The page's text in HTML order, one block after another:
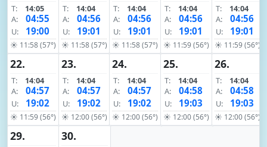
T:
14:05
A:
04:55
U: 19:00
☀ 11:58 (57°)
T:
14:04
A:
04:56
U: 19:01
☀ 11:58 (57°)
T:
14:04
A:
04:56
U: 19:01
☀ 11:58 (57°)
T:
14:04
A:
04:56
U: 19:01
☀ 11:59 (56°)
T:
14:04
A:
04:56
U: 19:01
☀ 11:59 (56°)
22.
T:
14:04
A:
04:57
U: 19:02
☀ 11:59 (56°)
23.
T:
14:04
A:
04:57
U: 19:02
☀ 12:00 (56°)
24.
T:
14:04
A:
04:57
U: 19:02
☀ 12:00 (56°)
25.
T:
14:04
A:
04:58
U: 19:03
☀ 12:00 (56°)
26.
T:
14:04
A:
04:58
U: 19:03
☀ 12:00 (56°)
29. 30.